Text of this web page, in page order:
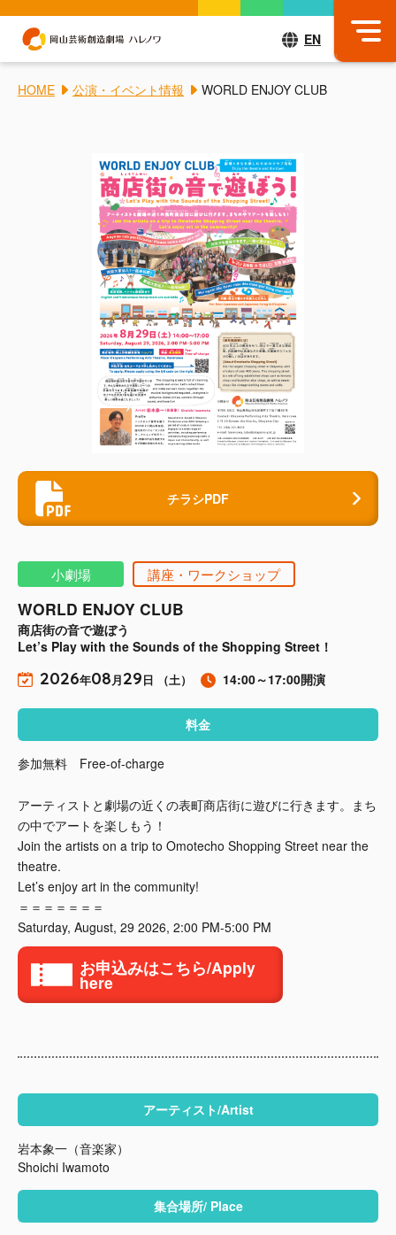
EN
HOME 公演・イベント情報 WORLD ENJOY CLUB
チラシPDF
小劇場 講座・ワークショップ
WORLD ENJOY CLUB
商店街の音で遊ぼう
Let’s Play with the Sounds of the Shopping Street！
2026年08月29日 （土） 14:00～17:00開演
料金
参加無料 Free-of-charge
アーティストと劇場の近くの表町商店街に遊びに行きます。まち
の中でアートを楽しもう！
Join the artists on a trip to Omotecho Shopping Street near the
theatre.
Let’s enjoy art in the community!
＝＝＝＝＝＝＝
Saturday, August, 29 2026, 2:00 PM-5:00 PM
お申込みはこちら/Apply
here
アーティスト/Artist
岩本象一（音楽家）
Shoichi Iwamoto
集合場所/ Place